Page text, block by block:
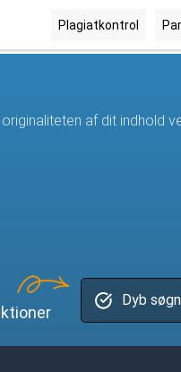
Plagiatkontrol
af ​​dit indhold
Dyb
Dyb